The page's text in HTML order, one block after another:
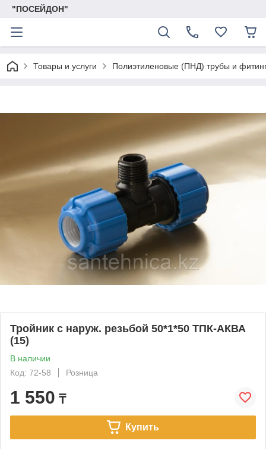
"ПОСЕЙДОН"
Товары и услуги Полиэтиленовые (ПНД) трубы и
Тройник с наруж. резьбой 50*1*50 ТПК-АКВА
(15)
В наличии
Код: 72-58
Розница
1 550 ₸
Купить